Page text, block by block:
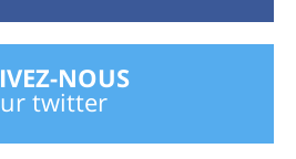
NOUS
twitter